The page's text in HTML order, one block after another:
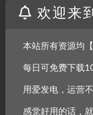
欢迎来
本站所有资源均
每日可免费下载
用爱发电，运营
感觉好用的话，